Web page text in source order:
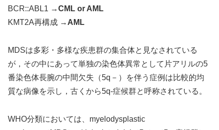
BCR::ABL1 →CML or AML
KMT2A再構成 → AML
MDSは多彩・多様な疾患群の集合体と見なされている
が，その中にあって単独の染色体異常として片アリルの5
番染色体長腕の中間欠失（5q－）を伴う症例は比較的均
質な病像を示し，古くから5q-症候群と呼称されている。
WHO分類においては、myelodysplastic